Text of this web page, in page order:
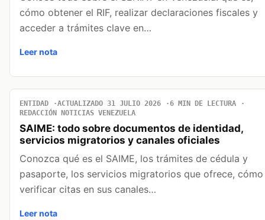
cómo obtener el RIF, realizar declaraciones fiscales y
acceder a trámites clave en…
Leer nota
ENTIDAD ACTUALIZADO 31 JULIO 2026
6 MIN DE LECTURA
REDACCIÓN NOTICIAS VENEZUELA
SAIME: todo sobre documentos de identidad,
servicios migratorios y canales oficiales
Conozca qué es el SAIME, los trámites de cédula y
pasaporte, los servicios migratorios que ofrece, cómo
verificar citas en sus canales…
Leer nota